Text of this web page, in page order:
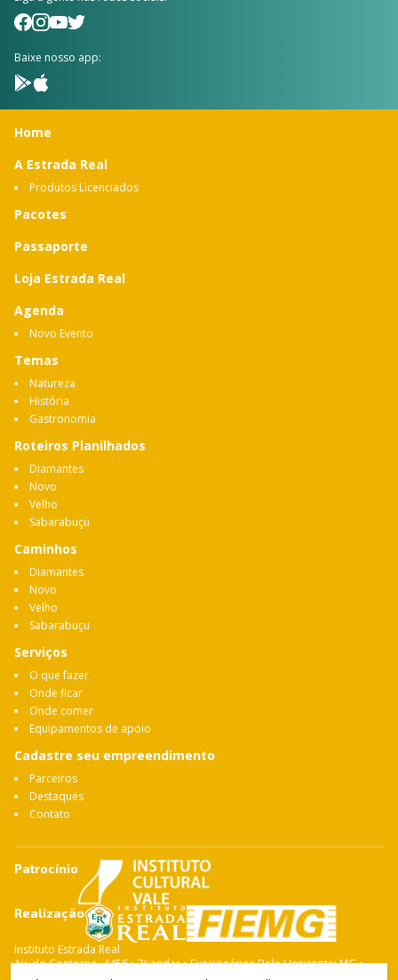
Baixe nosso app:
Home
A Estrada Real
Produtos Licenciados
Pacotes
Passaporte
Loja Estrada Real
Agenda
Novo Evento
Temas
Natureza
História
Gastronomia
Roteiros Planilhados
Diamantes
Novo
Velho
Sabarabuçu
Caminhos
Diamantes
Novo
Velho
Sabarabuçu
Serviços
O que fazer
Onde ficar
Onde comer
Equipamentos de apoio
Cadastre seu empreendimento
Parceiros
Destaques
Contato
Patrocínio
Realização
Instituto Estrada Real
Av. do Contorno, 4456 • 7º andar • Funcionários Belo Horizonte: MG •